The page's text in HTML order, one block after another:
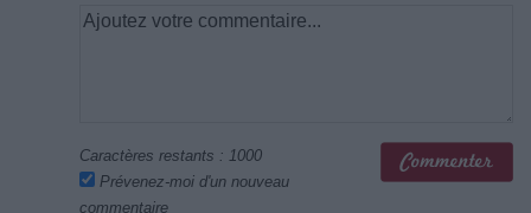
Caractères restants : 1000
Prévenez-moi d'un nouveau
commentaire